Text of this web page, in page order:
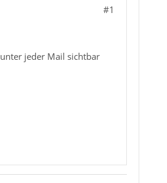
#1
jeder Mail sichtbar